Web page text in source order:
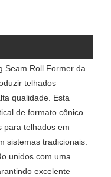
Seam Roll Former da
telhados
qualidade. Esta
de formato cônico
para telhados em
sistemas tradicionais.
unidos com uma
excelente